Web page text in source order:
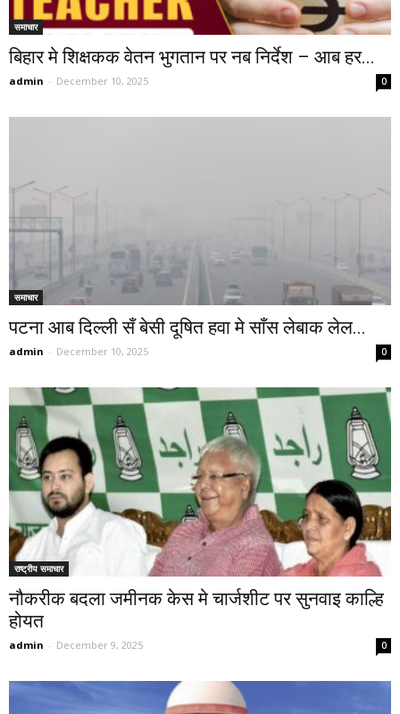
समाचार
बिहार मे शिक्षकक वेतन भुगतान पर नब निर्देश – आब हर...
admin - December 10, 2025 0
समाचार
पटना आब दिल्ली सँ बेसी दूषित हवा मे साँस लेबाक लेल...
admin - December 10, 2025 0
राष्ट्रीय समाचार
नौकरीक बदला जमीनक केस मे चार्जशीट पर सुनवाइ काल्हि
होयत
admin - December 9, 2025 0